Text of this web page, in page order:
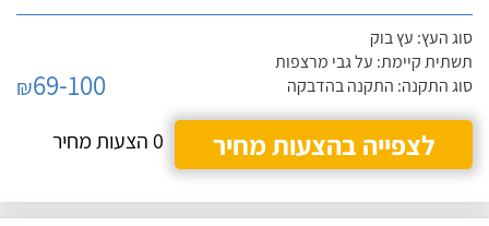
סוג העץ: עץ בוק
תשתית קיימת: על גבי מרצפות
סוג התקנה: התקנה בהדבקה
₪69-100
לצפייה בהצעות מחיר
0 הצעות מחיר